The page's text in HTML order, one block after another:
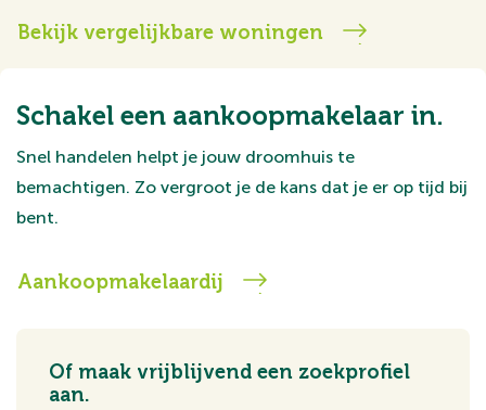
Bekijk vergelijkbare woningen
Schakel een aankoopmakelaar in.
Snel handelen helpt je jouw droomhuis te
bemachtigen. Zo vergroot je de kans dat je er op tijd bij
bent.
Aankoopmakelaardij
Of maak vrijblijvend een zoekprofiel
aan.